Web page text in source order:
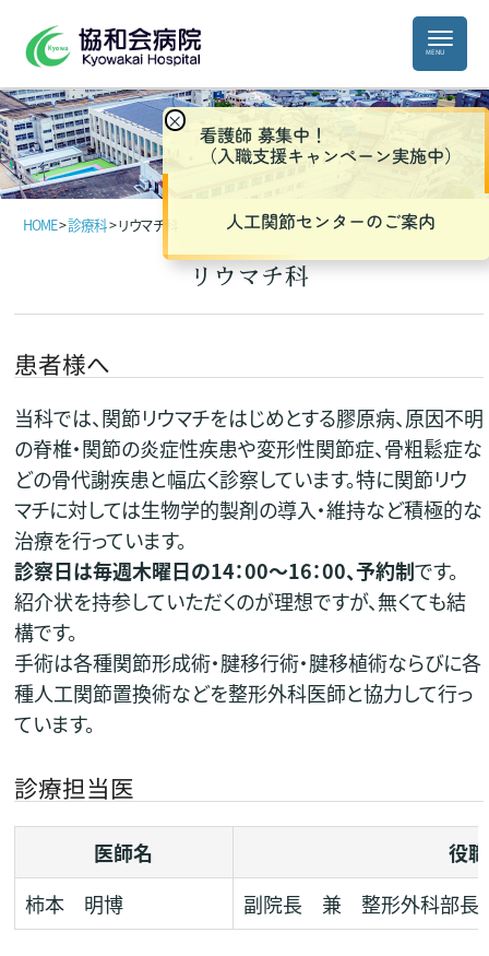
HOME>診療科>リウマチ科
リウマチ科
患者様へ
当科では、関節リウマチをはじめとする膠原病、原因不明
の脊椎・関節の炎症性疾患や変形性関節症、骨粗鬆症な
どの骨代謝疾患と幅広く診察しています。特に関節リウ
マチに対しては生物学的製剤の導入・維持など積極的な
治療を行っています。
診察日は毎週木曜日の14：00～16：00、予約制です。
紹介状を持参していただくのが理想ですが、無くても結
構です。
手術は各種関節形成術・腱移行術・腱移植術ならびに各
種人工関節置換術などを整形外科医師と協力して行っ
ています。
診療担当医
医師名
役職
柿本 明博
副院長 兼 整形外科部長
×
看護師 募集中！
（入職支援キャンペーン実施中）
人工関節センターのご案内